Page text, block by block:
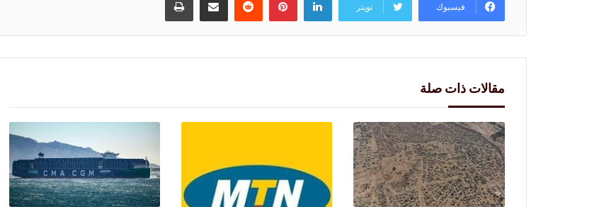
فيسبوك تويتر
مقالات ذات صلة